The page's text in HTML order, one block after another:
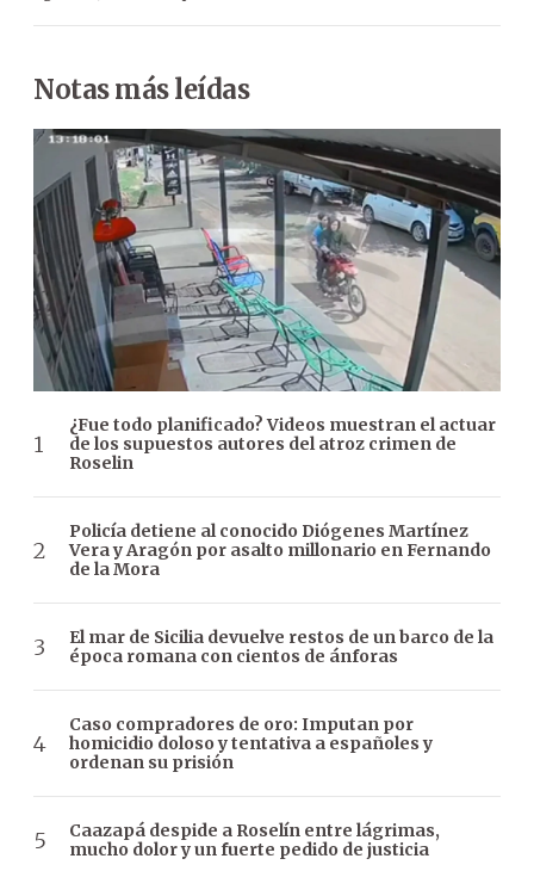
Notas más leídas
¿Fue todo planificado? Videos muestran el actuar
de los supuestos autores del atroz crimen de
Roselin
Policía detiene al conocido Diógenes Martínez
Vera y Aragón por asalto millonario en Fernando
de la Mora
El mar de Sicilia devuelve restos de un barco de la
época romana con cientos de ánforas
Caso compradores de oro: Imputan por
homicidio doloso y tentativa a españoles y
ordenan su prisión
Caazapá despide a Roselín entre lágrimas,
mucho dolor y un fuerte pedido de justicia